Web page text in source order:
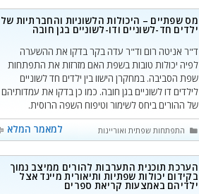
מס שפתיים – היכולות הלשוניות והחברתיות של
ילדים חד-לשוניים ודו-לשוניים בגן חובה
ד"ר אניטה רום וד"ר עדה בקר בדקו את ההשערה
לפיה יכולות טובות בשפת האם מזרזות את התפתחות
שפת הסביבה. במחקרן הישוו בין ילדים חד לשוניים
לילדים דו לשוניים בגן חובה. כמו כן בדקו את עמדותיהם
של ההורים ביחס לשימור וטיפוח השפה הרוסית.
למאמר המלא
קטגוריות
התפתחות שפתית ואוריינות
הערכת תוכנית התערבות להורים ממיצב נמוך
בקידום יכולות שפתיות ותיאורית מיינד אצל
ילדיהם באמצעות קריאת ספרים